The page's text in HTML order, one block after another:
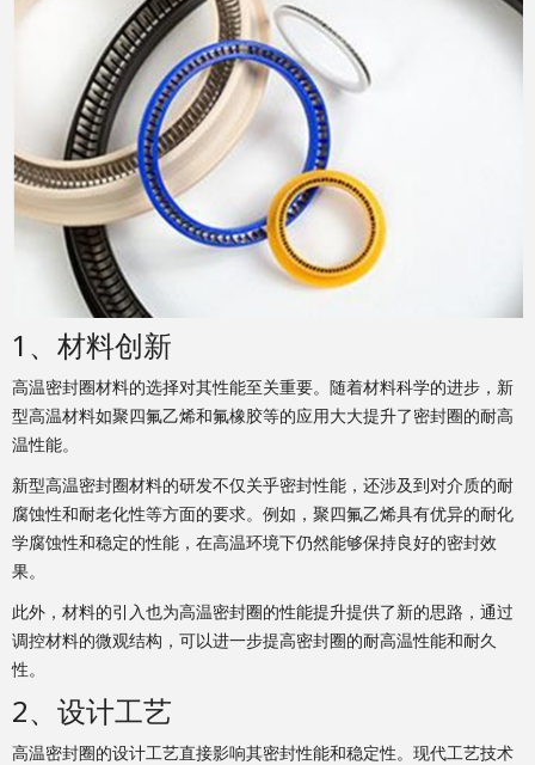
1、材料创新
高温密封圈材料的选择对其性能至关重要。随着材料科学的进步，新
型高温材料如聚四氟乙烯和氟橡胶等的应用大大提升了密封圈的耐高
温性能。
新型高温密封圈材料的研发不仅关乎密封性能，还涉及到对介质的耐
腐蚀性和耐老化性等方面的要求。例如，聚四氟乙烯具有优异的耐化
学腐蚀性和稳定的性能，在高温环境下仍然能够保持良好的密封效
果。
此外，材料的引入也为高温密封圈的性能提升提供了新的思路，通过
调控材料的微观结构，可以进一步提高密封圈的耐高温性能和耐久
性。
2、设计工艺
高温密封圈的设计工艺直接影响其密封性能和稳定性。现代工艺技术